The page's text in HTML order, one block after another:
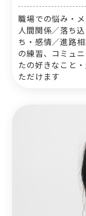
職場での悩み・
人間関係／落ち
ち・感情／進路
の練習、コミュ
たの好きなこと
ただけます